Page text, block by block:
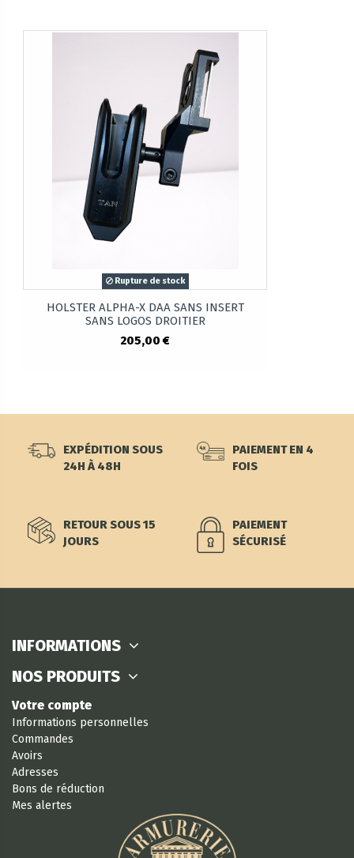
Rupture de stock
HOLSTER ALPHA-X DAA SANS INSERT
SANS LOGOS DROITIER
205,00 €
EXPÉDITION SOUS
24H À 48H
PAIEMENT EN 4
FOIS
RETOUR SOUS 15
JOURS
PAIEMENT
SÉCURISÉ
INFORMATIONS
NOS PRODUITS
Votre compte
Informations personnelles
Commandes
Avoirs
Adresses
Bons de réduction
Mes alertes